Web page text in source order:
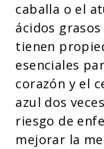
caballa o el
ácidos
tienen
esenciales
corazón y el
azul dos
riesgo de
mejorar la